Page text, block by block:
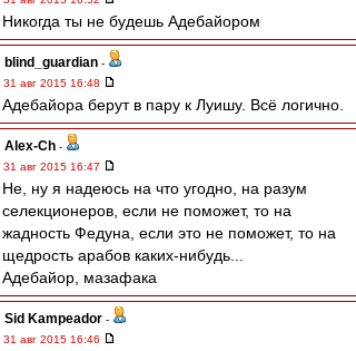
Никогда ты не будешь Адебайором
blind_guardian -
31 авг 2015 16:48
Адебайора берут в пару к Луишу. Всё логично.
Alex-Ch -
31 авг 2015 16:47
Не, ну я надеюсь на что угодно, на разум
селекционеров, если не поможет, то на
жадность Федуна, если это не поможет, то на
щедрость арабов каких-нибудь...
Адебайор, мазафака
Sid Kampeador -
31 авг 2015 16:46